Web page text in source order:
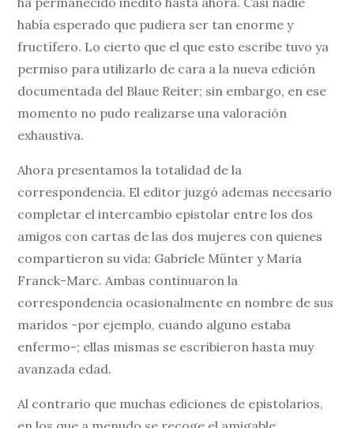
había esperado que pudiera ser tan enorme y
fructífero. Lo cierto que el que esto escribe tuvo ya
permiso para utilizarlo de cara a la nueva edición
documentada del Blaue Reiter; sin embargo, en ese
momento no pudo realizarse una valoración
exhaustiva.
Ahora presentamos la totalidad de la
correspondencia. El editor juzgó ademas necesario
completar el intercambio epistolar entre los dos
amigos con cartas de las dos mujeres con quienes
compartieron su vida: Gabriele Münter y Maria
Franck-Marc. Ambas continuaron la
correspondencia ocasionalmente en nombre de sus
maridos -por ejemplo, cuando alguno estaba
enfermo-; ellas mismas se escribieron hasta muy
avanzada edad.
Al contrario que muchas ediciones de epistolarios,